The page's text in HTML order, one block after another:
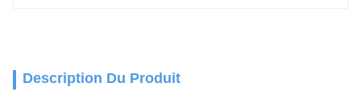
Description Du Produit